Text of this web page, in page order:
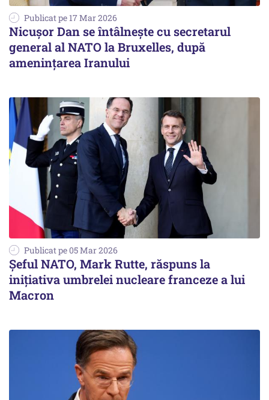
Publicat pe 17 Mar 2026
Nicușor Dan se întâlnește cu secretarul
general al NATO la Bruxelles, după
amenințarea Iranului
Publicat pe 05 Mar 2026
Șeful NATO, Mark Rutte, răspuns la
inițiativa umbrelei nucleare franceze a lui
Macron